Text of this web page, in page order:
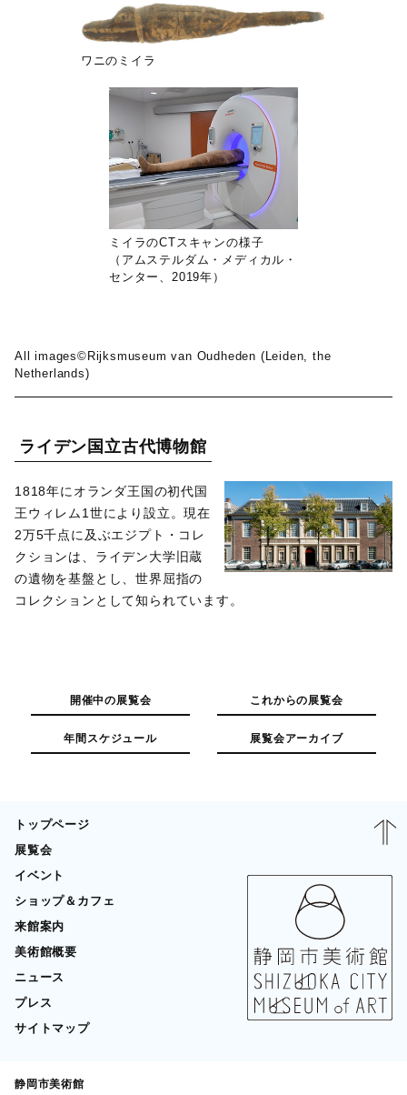
ワニのミイラ
ミイラのCTスキャンの様子
（アムステルダム・メディカル・
センター、2019年）
All images©Rijksmuseum van Oudheden (Leiden, the
Netherlands)
ライデン国立古代博物館
1818年にオランダ王国の初代国
王ウィレム1世により設立。現在
2万5千点に及ぶエジプト・コレ
クションは、ライデン大学旧蔵
の遺物を基盤とし、世界屈指の
コレクションとして知られています。
開催中の展覧会 これからの展覧会
年間スケジュール 展覧会アーカイブ
トップページ
展覧会
イベント
ショップ＆カフェ
来館案内
美術館概要
ニュース
プレス
サイトマップ
静岡市美術館